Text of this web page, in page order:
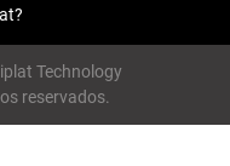
Technology
reservados.